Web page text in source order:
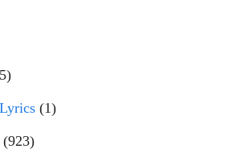
(1)
(923)